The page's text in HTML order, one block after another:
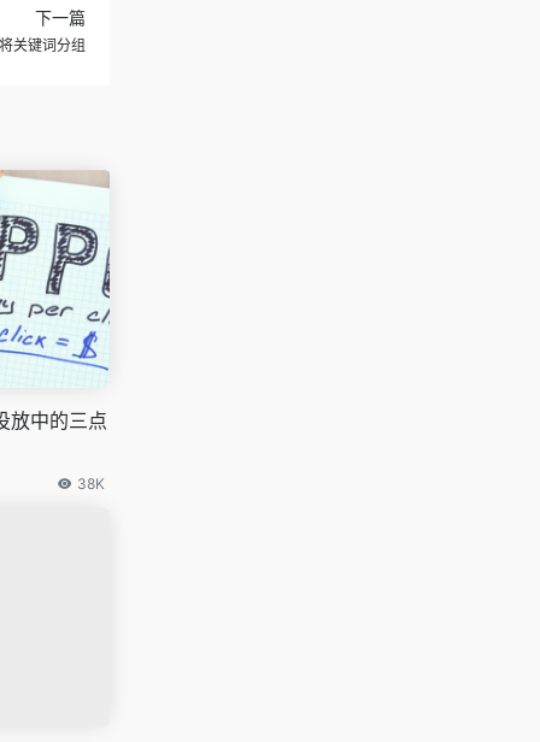
下一篇
关键词分组
放中的三点
38K